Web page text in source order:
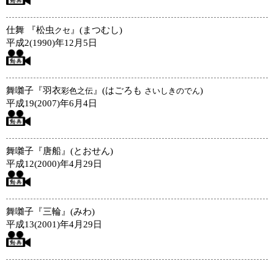
仕舞 『松虫 クセ 』(まつむし)
平成2(1990)年12月5日
舞囃子『羽衣彩色之伝 』(はごろも さいしきのでん)
平成19(2007)年6月4日
舞囃子『唐船』(とおせん)
平成12(2000)年4月29日
舞囃子『三輪』(みわ)
平成13(2001)年4月29日